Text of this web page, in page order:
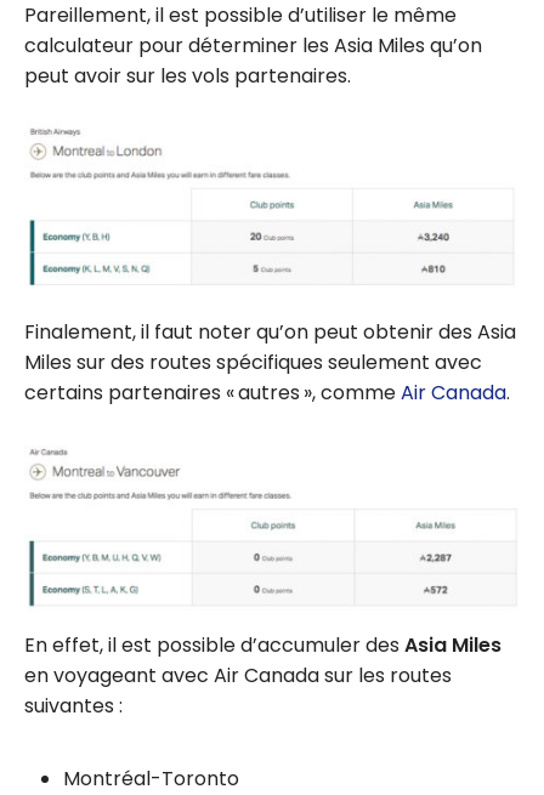
Pareillement, il est possible d’utiliser le même
calculateur pour déterminer les Asia Miles qu’on
peut avoir sur les vols partenaires.
Finalement, il faut noter qu’on peut obtenir des Asia
Miles sur des routes spécifiques seulement avec
certains partenaires « autres », commeAir Canada.
En effet, il est possible d’accumuler des Asia Miles
en voyageant avec Air Canada sur les routes
suivantes :
Montréal-Toronto